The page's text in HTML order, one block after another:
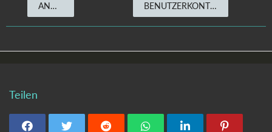
ANMELDEN BENUTZERKONTO ERSTELLEN
Teilen